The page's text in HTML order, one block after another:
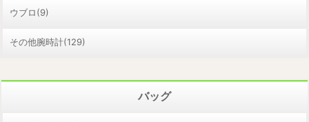
ウブロ(9)
その他腕時計(129)
バッグ